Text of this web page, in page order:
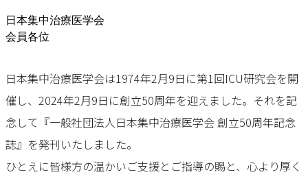
日本集中治療医学会
会員各位
日本集中治療医学会は1974年2月9日に第1回ICU研究会を開
催し、2024年2月9日に創立50周年を迎えました。それを記
念して『一般社団法人日本集中治療医学会 創立50周年記念
誌』を発刊いたしました。
ひとえに皆様方の温かいご支援とご指導の賜と、心より厚く